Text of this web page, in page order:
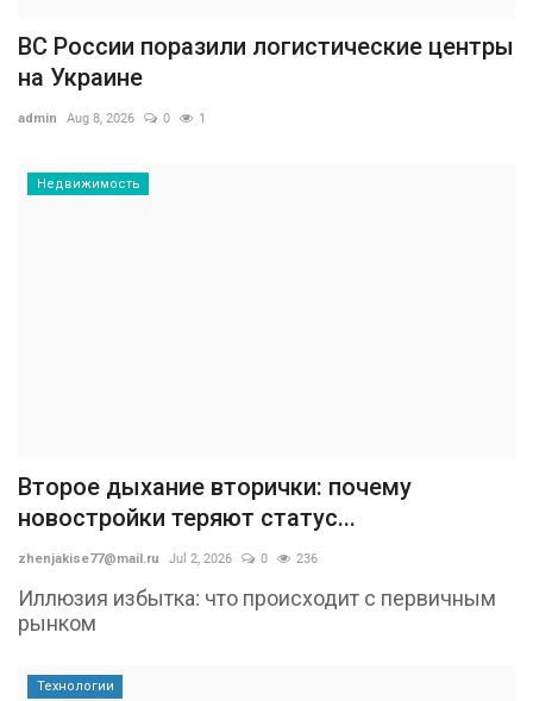
ВС России поразили логистические центры
на Украине
admin Aug 8, 2026 0 1
Недвижимость
Второе дыхание вторички: почему
новостройки теряют статус...
zhenjakise77@mail.ru Jul 2, 2026 0 236
Иллюзия избытка: что происходит с первичным
рынком
Технологии